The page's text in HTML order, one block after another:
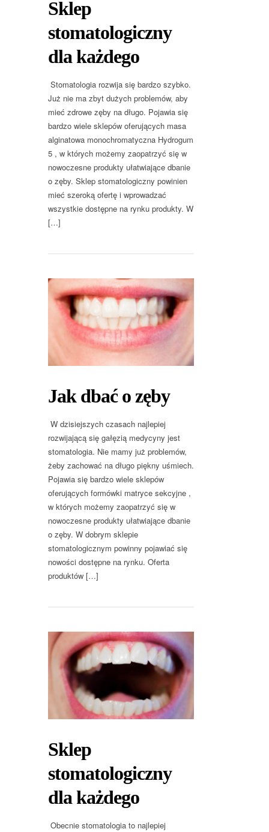
Sklep
stomatologiczny
dla każdego
Stomatologia rozwija się bardzo szybko.
Już nie ma zbyt dużych problemów, aby
mieć zdrowe zęby na długo. Pojawia się
bardzo wiele sklepów oferujących masa
alginatowa monochromatyczna Hydrogum
5 , w których możemy zaopatrzyć się w
nowoczesne produkty ułatwiające dbanie
o zęby. Sklep stomatologiczny powinien
mieć szeroką ofertę i wprowadzać
wszystkie dostępne na rynku produkty. W
[…]
Jak dbać o zęby
W dzisiejszych czasach najlepiej
rozwijającą się gałęzią medycyny jest
stomatologia. Nie mamy już problemów,
żeby zachować na długo piękny uśmiech.
Pojawia się bardzo wiele sklepów
oferujących formówki matryce sekcyjne ,
w których możemy zaopatrzyć się w
nowoczesne produkty ułatwiające dbanie
o zęby. W dobrym sklepie
stomatologicznym powinny pojawiać się
nowości dostępne na rynku. Oferta
produktów […]
Sklep
stomatologiczny
dla każdego
Obecnie stomatologia to najlepiej